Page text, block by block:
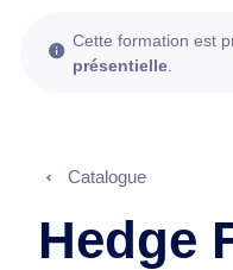
Cette formation est
présentielle
Catalogue
Hedge